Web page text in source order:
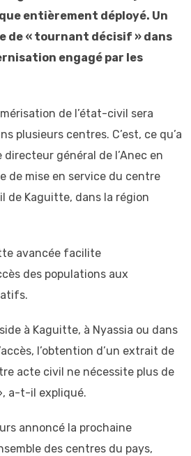
entièrement déployé. Un
de « tournant décisif » dans
engagé par les
de l’état-civil sera
plusieurs centres. C’est, ce qu’a
général de l’Anec en
de mise en service du centre
de Kaguitte, dans la région
avancée facilite
des populations aux
à Kaguitte, à Nyassia ou dans
l’obtention d’un extrait de
acte civil ne nécessite plus de
a-t-il expliqué.
annoncé la prochaine
des centres du pays,